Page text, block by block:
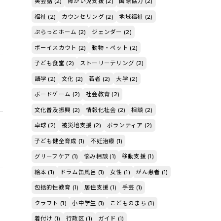
福祉 (2) カウンセリング (2) 地域福祉 (2)
ぷらっとホーム (2) ジェンダー (2)
ボーイスカウト (2) 動物・ペット (2)
子ども食堂 (2) ストーリーテリング (2)
語学 (2) 文化 (2) 若者 (2) 大学 (2)
ボードゲーム (2) 社会教育 (2)
文化普及振興 (2) 情報化社会 (2) 相談 (2)
卓球 (2) 被災地支援 (2) ボランティア (2)
子ども健全育成 (1) 不妊治療 (1)
グリーフケア (1) 悩み相談 (1) 移動支援 (1)
絵本 (1) ドラム缶風呂 (1) 女性 (1) がん患者 (1)
包括的性教育 (1) 居住支援 (1) 手芸 (1)
クラフト (1) 小中学生 (1) こどものまち (1)
着付け (1) 行政区 (1) ガイド (1)